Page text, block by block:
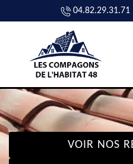
04.82.29.31.71
VOIR NOS